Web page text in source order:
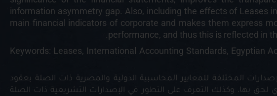
information asymmetry gap. Also, including the effects of Leases
main financial indicators of corporate and makes them express
performance, and thus this is reflected in
Keywords: Leases, International Accounting Standards, Egyptian
المختلفة للمعايير المحاسبية الدولية والمصرية ذات الصلة بعقود
لحق بها، وكذلك التعرف على التطور في الإصدارات التشريعية ذات الصلة